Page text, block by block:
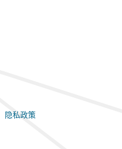
隐私政策